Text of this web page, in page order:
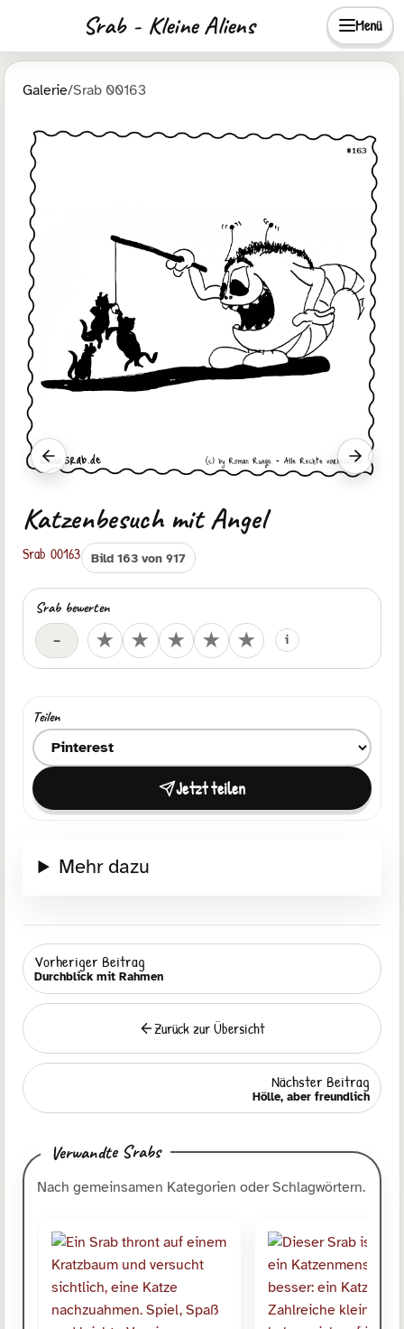
Srab - Kleine Aliens Menü
Galerie/Srab 00163
Vorheriger Srab
Katzenbesuch mit Angel
Srab 00163 Bild 163 von 917
Srab bewerten
–
Deine Bewertung ★
★
★
★
★ i
Teilen
Ziel zum Teilen auswählenJetzt teilen
Mehr dazu
Vorheriger Beitrag
Durchblick mit Rahmen
Zurück
Zurück zur Übersicht
Nächster Beitrag
Hölle, aber freundlich
Verwandte Srabs
Nach gemeinsamen Kategorien oder Schlagwörtern.